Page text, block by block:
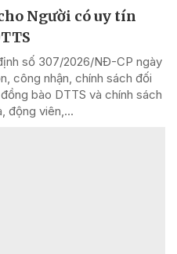
Người có uy tín
số 307/2026/NĐ-CP ngày
công nhận, chính sách đối
bào DTTS và chính sách
động viên,...